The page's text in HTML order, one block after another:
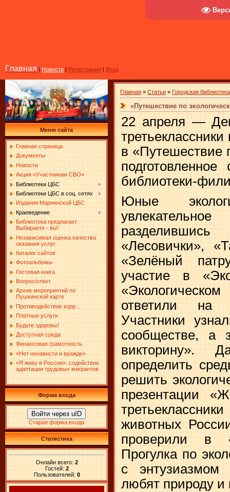
Главная | Новости | Регистрация | Вход
Меню сайта
Главная страница
Документы
Новости
Акция «Участникам СВО»
Библиотеки ЦБС
Библиотеки ЦБС в соц. сетях
Издания Мариинской ЦБС
Краеведение
Библиотека предлагает.
Выбираете - вы!
Независимая оценка качества
оказания услуг
Каталог сайтов
Фотоальбомы
Гостевая книга
Вопрос/ответ
Архив мероприятий по
Пушкинской карте
Противодействие корр...
Платные услуги
Будьте здоровы!
Доступная среда
Финансовая грамотность
«Нет ненависти и вражде»
«Я живу в России»: содействие
адаптации трудовых мигрантов
Форма входа
Войти через uID
Старая форма входа
Статистика
Онлайн всего: 2
Гостей: 2
Пользователей: 0
Главная » Статьи » Городская
«Путешествие по
22 апреля —
в «Путешествие
подготовленное
библиотеки-
Юные
«Лесовички»,
«Зелёный
участие в
ответили на
Участники
сообществе, а
викторину».
определить
решить
презентации
животных
проверили в
Прогулка по
с
любят природу и